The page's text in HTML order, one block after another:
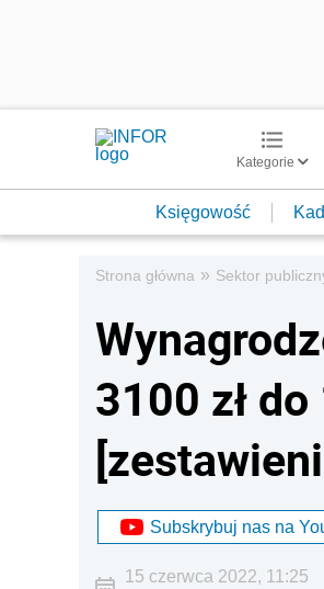
Kategorie
Księgowość
Strona główna » Sektor
3100 zł
Subskrybuj nas na
15 czerwca 2022, 11:25